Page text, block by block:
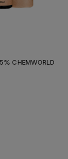
CHEMWORLD